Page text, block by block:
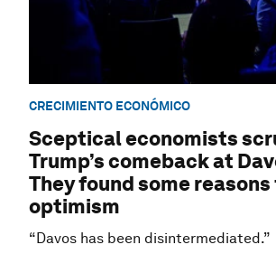
CRECIMIENTO ECONÓMICO
Sceptical economists
Trump’s comeback at
They found some reasons
optimism
“Davos has been disintermediated.”